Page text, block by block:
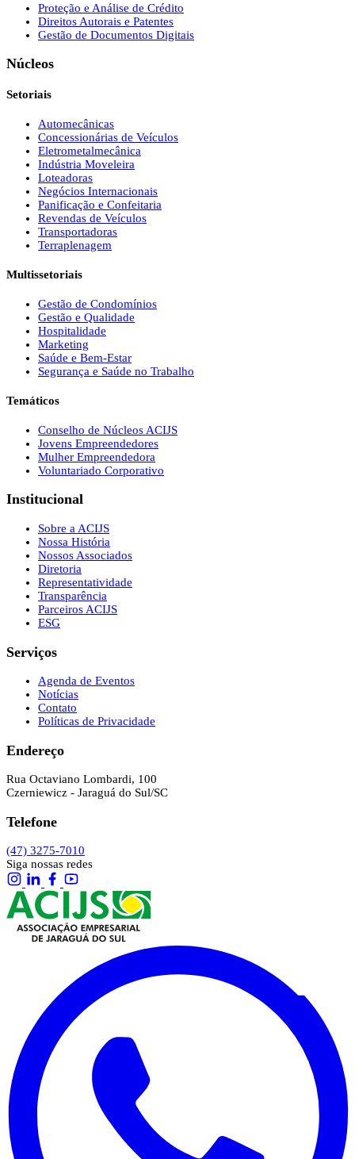
Proteção e Análise de Crédito
Direitos Autorais e Patentes
Gestão de Documentos Digitais
Núcleos
Setoriais
Automecânicas
Concessionárias de Veículos
Eletrometalmecânica
Indústria Moveleira
Loteadoras
Negócios Internacionais
Panificação e Confeitaria
Revendas de Veículos
Transportadoras
Terraplenagem
Multissetoriais
Gestão de Condomínios
Gestão e Qualidade
Hospitalidade
Marketing
Saúde e Bem-Estar
Segurança e Saúde no Trabalho
Temáticos
Conselho de Núcleos ACIJS
Jovens Empreendedores
Mulher Empreendedora
Voluntariado Corporativo
Institucional
Sobre a ACIJS
Nossa História
Nossos Associados
Diretoria
Representatividade
Transparência
Parceiros ACIJS
ESG
Serviços
Agenda de Eventos
Notícias
Contato
Políticas de Privacidade
Endereço
Rua Octaviano Lombardi, 100
Czerniewicz - Jaraguá do Sul/SC
Telefone
(47) 3275-7010
Siga nossas redes